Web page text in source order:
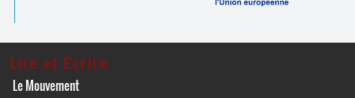
Lire et Écrire
Le Mouvement